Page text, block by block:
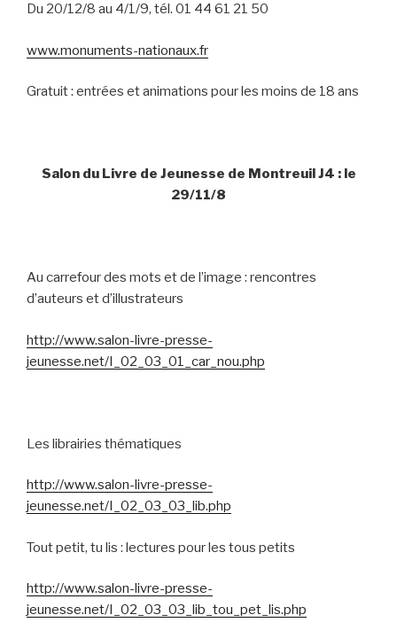
Du 20/12/8 au 4/1/9, tél. 01 44 61 21 50
www.monuments-nationaux.fr
Gratuit : entrées et animations pour les moins de 18 ans
Salon du Livre de Jeunesse de Montreuil J4 : le
29/11/8
Au carrefour des mots et de l’image : rencontres
d’auteurs et d’illustrateurs
http://www.salon-livre-presse-
jeunesse.net/I_02_03_01_car_nou.php
Les librairies thématiques
http://www.salon-livre-presse-
jeunesse.net/I_02_03_03_lib.php
Tout petit, tu lis : lectures pour les tous petits
http://www.salon-livre-presse-
jeunesse.net/I_02_03_03_lib_tou_pet_lis.php